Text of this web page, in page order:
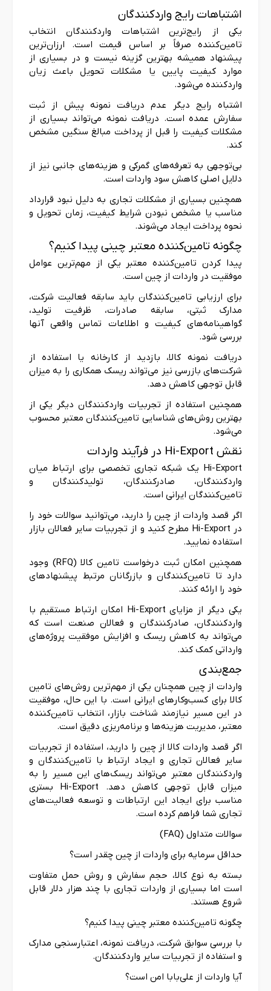
اشتباهات رایج واردکنندگان
یکی از رایج‌ترین اشتباهات واردکنندگان انتخاب
تامین‌کننده صرفاً بر اساس قیمت است. ارزان‌ترین
پیشنهاد همیشه بهترین گزینه نیست و در بسیاری از
موارد کیفیت پایین یا مشکلات تحویل باعث زیان
واردکننده می‌شود.
اشتباه رایج دیگر عدم دریافت نمونه پیش از ثبت
سفارش عمده است. دریافت نمونه می‌تواند بسیاری از
مشکلات کیفیت را قبل از پرداخت مبالغ سنگین مشخص
کند.
بی‌توجهی به تعرفه‌های گمرکی و هزینه‌های جانبی نیز از
دلایل اصلی کاهش سود واردات است.
همچنین بسیاری از مشکلات تجاری به دلیل نبود قرارداد
مناسب یا مشخص نبودن شرایط کیفیت، زمان تحویل و
نحوه پرداخت ایجاد می‌شوند.
چگونه تامین‌کننده معتبر چینی پیدا کنیم؟
پیدا کردن تامین‌کننده معتبر یکی از مهم‌ترین عوامل
موفقیت در واردات از چین است.
برای ارزیابی تامین‌کنندگان باید سابقه فعالیت شرکت،
مدارک ثبتی، سابقه صادرات، ظرفیت تولید،
گواهینامه‌های کیفیت و اطلاعات تماس واقعی آنها
بررسی شود.
دریافت نمونه کالا، بازدید از کارخانه یا استفاده از
شرکت‌های بازرسی نیز می‌تواند ریسک همکاری را به میزان
قابل توجهی کاهش دهد.
همچنین استفاده از تجربیات واردکنندگان دیگر یکی از
بهترین روش‌های شناسایی تامین‌کنندگان معتبر محسوب
می‌شود.
نقش Hi-Export در فرآیند واردات
Hi-Export یک شبکه تجاری تخصصی برای ارتباط میان
واردکنندگان، صادرکنندگان، تولیدکنندگان و
تامین‌کنندگان ایرانی است.
اگر قصد واردات از چین را دارید، می‌توانید سوالات خود را
در Hi-Export مطرح کنید و از تجربیات سایر فعالان بازار
استفاده نمایید.
همچنین امکان ثبت درخواست تامین کالا (RFQ) وجود
دارد تا تامین‌کنندگان و بازرگانان مرتبط پیشنهادهای
خود را ارائه کنند.
یکی دیگر از مزایای Hi-Export امکان ارتباط مستقیم با
واردکنندگان، صادرکنندگان و فعالان صنعت است که
می‌تواند به کاهش ریسک و افزایش موفقیت پروژه‌های
وارداتی کمک کند.
جمع‌بندی
واردات از چین همچنان یکی از مهم‌ترین روش‌های تامین
کالا برای کسب‌وکارهای ایرانی است. با این حال، موفقیت
در این مسیر نیازمند شناخت بازار، انتخاب تامین‌کننده
معتبر، مدیریت هزینه‌ها و برنامه‌ریزی دقیق است.
اگر قصد واردات کالا از چین را دارید، استفاده از تجربیات
سایر فعالان تجاری و ایجاد ارتباط با تامین‌کنندگان و
واردکنندگان معتبر می‌تواند ریسک‌های این مسیر را به
میزان قابل توجهی کاهش دهد. Hi-Export بستری
مناسب برای ایجاد این ارتباطات و توسعه فعالیت‌های
تجاری شما فراهم کرده است.
سوالات متداول (FAQ)
حداقل سرمایه برای واردات از چین چقدر است؟
بسته به نوع کالا، حجم سفارش و روش حمل متفاوت
است اما بسیاری از واردات تجاری با چند هزار دلار قابل
شروع هستند.
چگونه تامین‌کننده معتبر چینی پیدا کنیم؟
با بررسی سوابق شرکت، دریافت نمونه، اعتبارسنجی مدارک
و استفاده از تجربیات سایر واردکنندگان.
آیا واردات از علی‌بابا امن است؟